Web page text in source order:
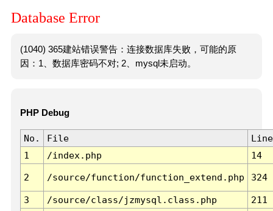
Database Error
(1040) 365建站错误警告：连接数据库失败，可能的原
因：1、数据库密码不对; 2、mysql未启动。
PHP Debug
No. File
Line
1
/index.php 14
2 /source/function/function_extend.php 324
3 /source/class/jzmysql.class.php
211